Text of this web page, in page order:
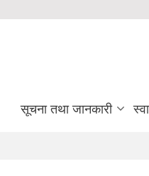
सूचना तथा जानकारी